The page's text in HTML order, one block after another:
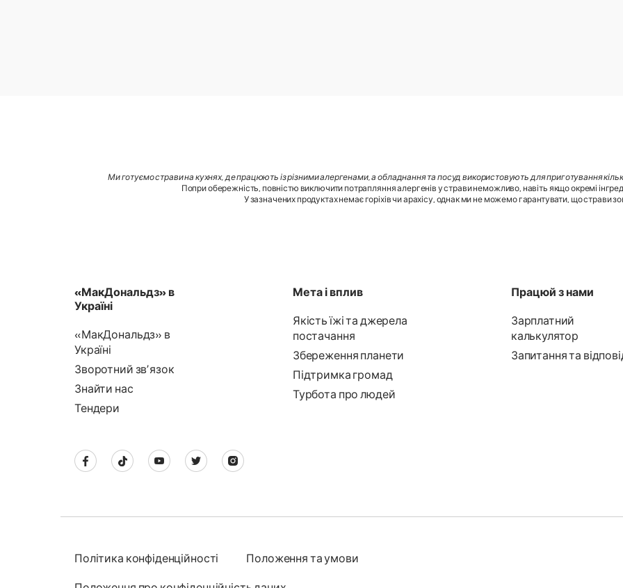
Ми готуємо страви на кухнях, де працюють із різними алергенами, а обладнання та посуд використовують для приготування
Попри обережність, повністю виключити потрапляння алергенів у страви неможливо, навіть якщо окремі
У зазначених продуктах немає горіхів чи арахісу, однак ми не можемо гарантувати, що страви
«МакДональдз» в
Україні
«МакДональдз» в
Україні
Зворотний звʼязок
Знайти нас
Тендери
Мета і вплив
Якість їжі та джерела
постачання
Збереження планети
Підтримка громад
Турбота про людей
Працюй з нами
Зарплатний
калькулятор
Запитання та
Політика конфіденційності Положення та умови